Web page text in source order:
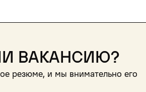
вакансию?
резюме, и мы внимательно его